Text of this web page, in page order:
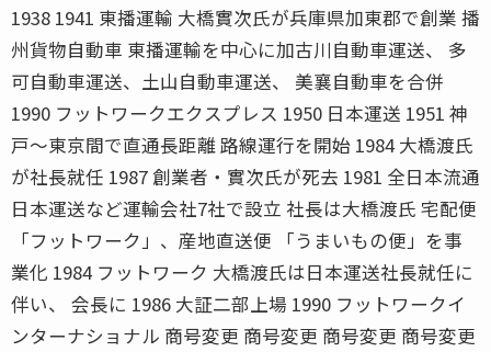
1938 1941 東播運輸 大橋實次氏が兵庫県加東郡で創業 播
州貨物自動車 東播運輸を中心に加古川自動車運送、 多
可自動車運送、土山自動車運送、 美襄自動車を合併
1990 フットワークエクスプレス 1950 日本運送 1951 神
戸〜東京間で直通長距離 路線運行を開始 1984 大橋渡氏
が社長就任 1987 創業者・實次氏が死去 1981 全日本流通
日本運送など運輸会社7社で設立 社長は大橋渡氏 宅配便
「フットワーク」、産地直送便 「うまいもの便」を事
業化 1984 フットワーク 大橋渡氏は日本運送社長就任に
伴い、 会長に 1986 大証二部上場 1990 フットワークイ
ンターナショナル 商号変更 商号変更 商号変更 商号変更